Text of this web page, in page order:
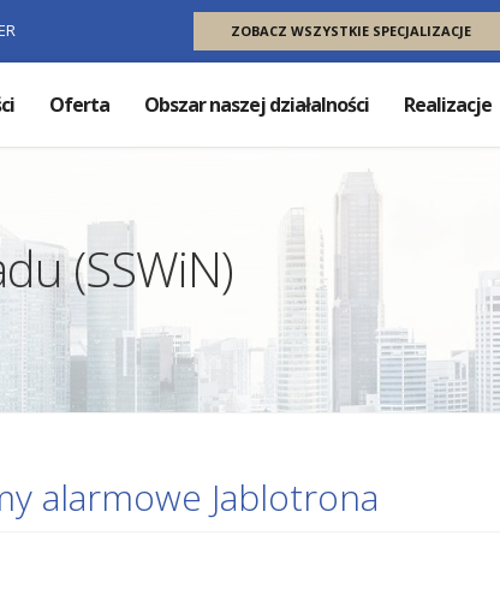
ZOBACZ WSZYSTKIE SPECJALIZACJE
Oferta Obszar naszej działalności Realizacje
(SSWiN)
alarmowe Jablotrona